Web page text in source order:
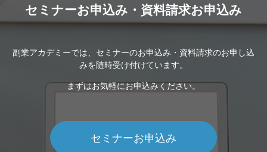
セミナーお申込み・資料請求お申込み
副業アカデミーでは、セミナーのお申込み・資料請求のお申し込
みを随時受け付けています。
まずはお気軽にお申込みください。
セミナーお申込み